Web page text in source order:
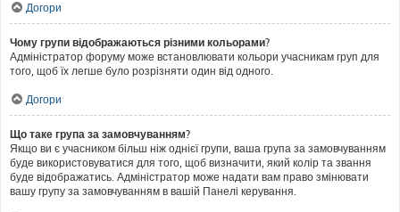
Догори
Чому групи відображаються різними кольорами?
Адміністратор форуму може встановлювати кольори учасникам груп для
того, щоб їх легше було розрізняти один від одного.
Догори
Що таке група за замовчуванням?
Якщо ви є учасником більш ніж однієї групи, ваша група за замовчуванням
буде використовуватися для того, щоб визначити, який колір та звання
буде відображатись. Адміністратор може надати вам право змінювати
вашу групу за замовчуванням в вашій Панелі керування.